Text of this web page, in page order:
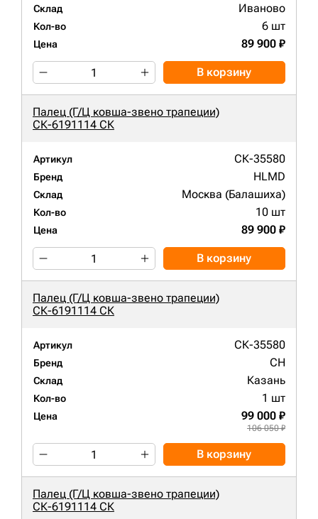
Склад Иваново
Кол-во 6 шт
Цена 89 900 ₽
В корзину
Палец (Г/Ц ковша-звено трапеции)
СК-6191114 СК
Артикул СК-35580
Бренд HLMD
Склад Москва (Балашиха)
Кол-во 10 шт
Цена 89 900 ₽
В корзину
Палец (Г/Ц ковша-звено трапеции)
СК-6191114 СК
Артикул СК-35580
Бренд CH
Склад Казань
Кол-во 1 шт
Цена 99 000 ₽
106 050 ₽
В корзину
Палец (Г/Ц ковша-звено трапеции)
СК-6191114 СК